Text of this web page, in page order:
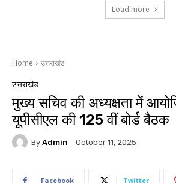
Load more